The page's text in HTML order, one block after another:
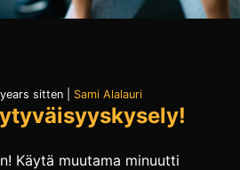
sitten Sami Alalauri
Käytä muutama minuutti